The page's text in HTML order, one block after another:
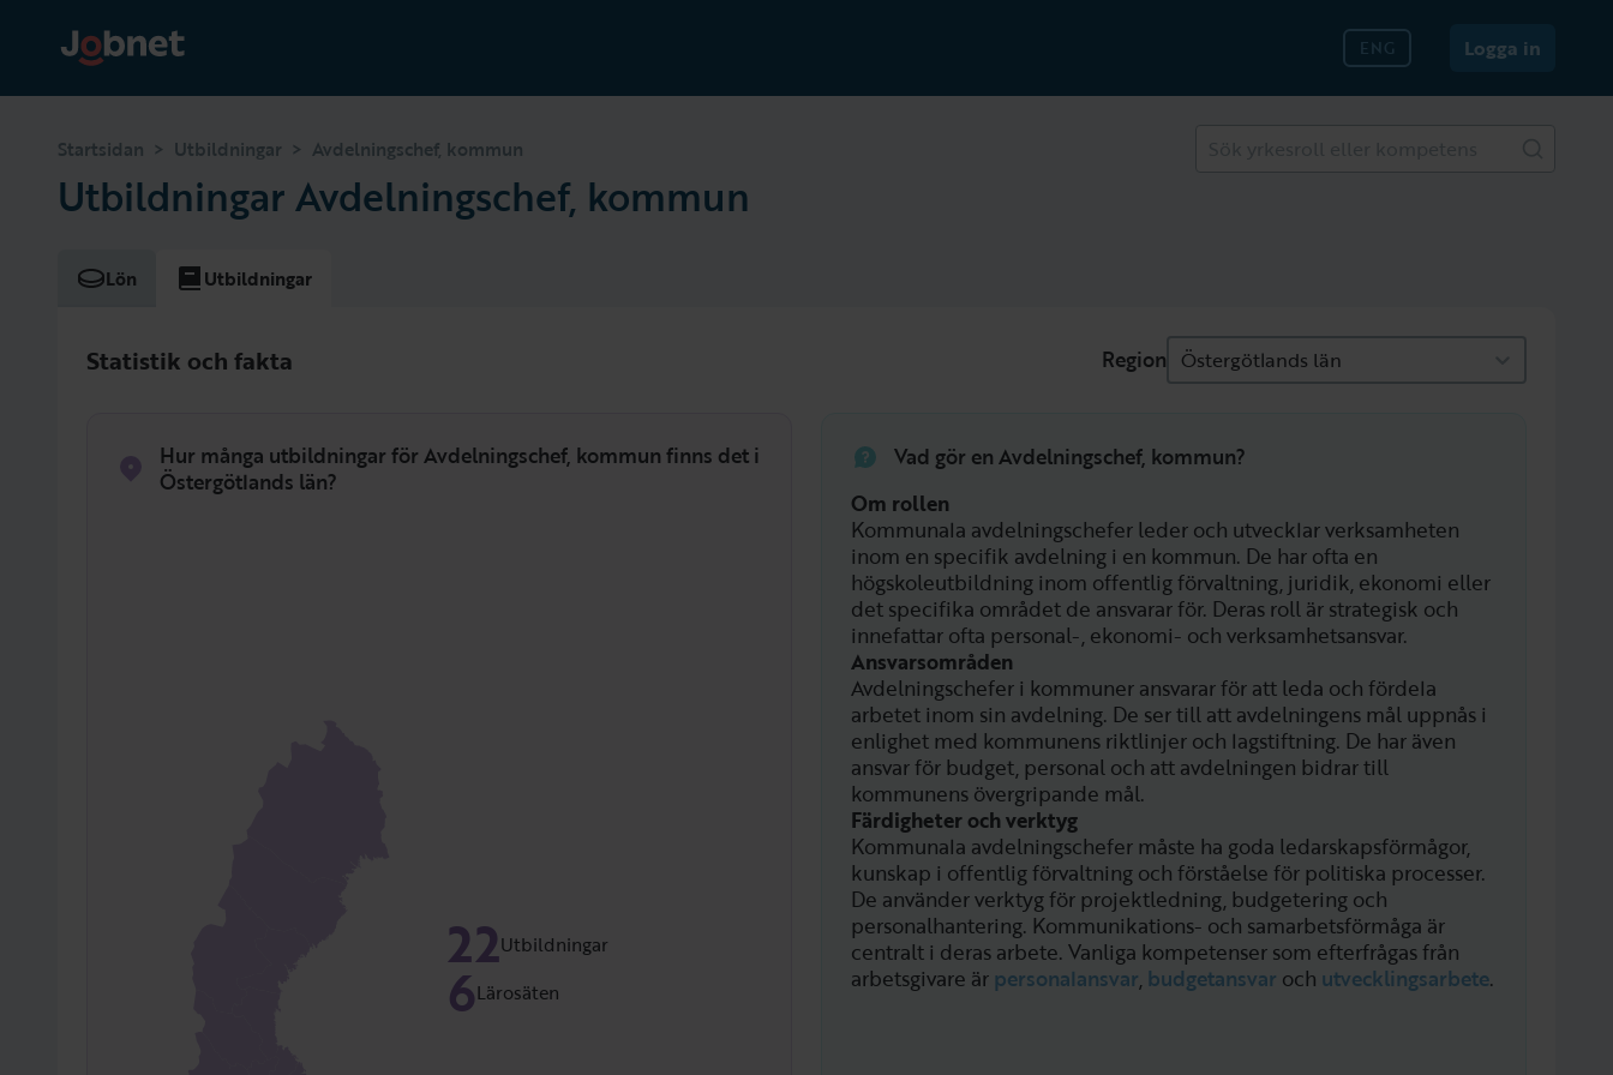
ENG Logga in
Startsidan > Utbildningar > Avdelningschef, kommun
Utbildningar Avdelningschef, kommun
Lön Utbildningar
Statistik och fakta Region Östergötlands län
Hur många utbildningar för Avdelningschef, kommun finns det i
Östergötlands län?
22Utbildningar
6Lärosäten
Vad gör en Avdelningschef, kommun?
Om rollen
Kommunala avdelningschefer leder och utvecklar verksamheten
inom en specifik avdelning i en kommun. De har ofta en
högskoleutbildning inom offentlig förvaltning, juridik, ekonomi eller
det specifika området de ansvarar för. Deras roll är strategisk och
innefattar ofta personal-, ekonomi- och verksamhetsansvar.
Ansvarsområden
Avdelningschefer i kommuner ansvarar för att leda och fördela
arbetet inom sin avdelning. De ser till att avdelningens mål uppnås i
enlighet med kommunens riktlinjer och lagstiftning. De har även
ansvar för budget, personal och att avdelningen bidrar till
kommunens övergripande mål.
Färdigheter och verktyg
Kommunala avdelningschefer måste ha goda ledarskapsförmågor,
kunskap i offentlig förvaltning och förståelse för politiska processer.
De använder verktyg för projektledning, budgetering och
personalhantering. Kommunikations- och samarbetsförmåga är
centralt i deras arbete. Vanliga kompetenser som efterfrågas från
arbetsgivare är personalansvar, budgetansvar och utvecklingsarbete.